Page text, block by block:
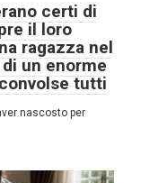
certi di
il loro
ragazza nel
un enorme
tutti
nascosto per